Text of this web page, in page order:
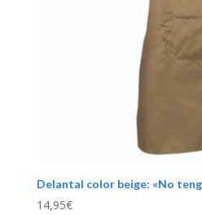
Delantal color beige: «No
14,95€